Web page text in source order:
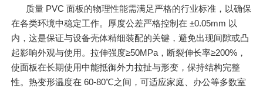
质量 PVC 面板的物理性能需满足严格的行业标准，以确保
在各类环境中稳定工作。厚度公差严格控制在 ±0.05mm 以
内，这是保证与设备壳体精细装配的关键，避免出现间隙或凸
起影响外观与使用。拉伸强度≥50MPa，断裂伸长率≥200%，
使面板在长期使用中能抵御外力拉扯与形变，保持结构完整
性。热变形温度在 60-80℃之间，可适应家庭、办公等多数室